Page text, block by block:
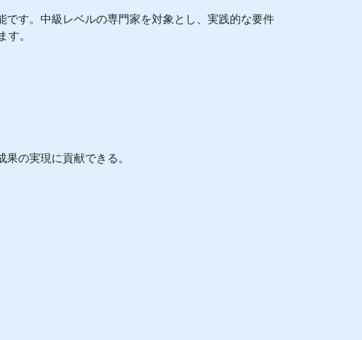
す。中級レベルの専門家を対象とし、実践的な要件
。
の実現に貢献できる。